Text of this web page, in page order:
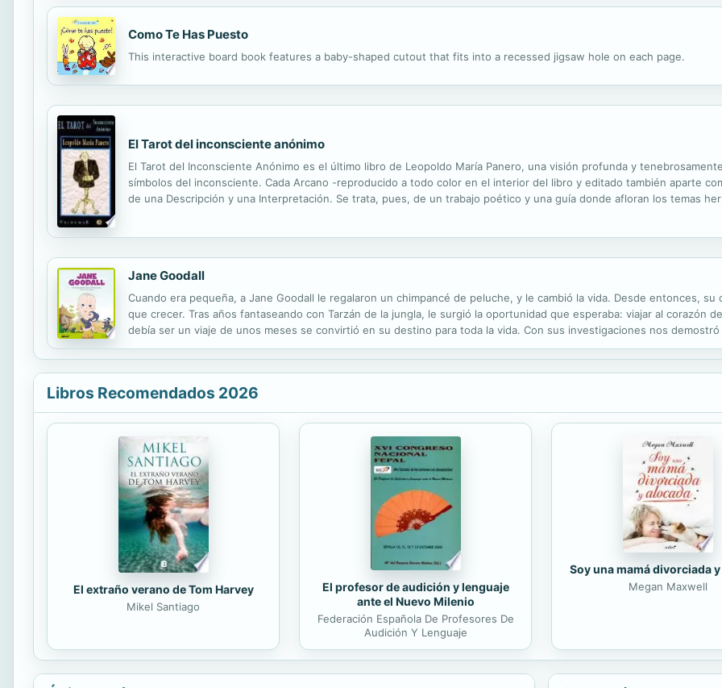
Como Te Has Puesto
This interactive board book features a baby-shaped cutout that fits into a recessed jigsaw hole on each page.
El Tarot del inconsciente anónimo
El Tarot del Inconsciente Anónimo es el último libro de Leopoldo María Panero, una visión profunda y
símbolos del inconsciente. Cada Arcano -reproducido a todo color en el interior del libro y editado también aparte
de una Descripción y una Interpretación. Se trata, pues, de un trabajo poético y una guía donde afloran los temas
Jane Goodall
Cuando era pequeña, a Jane Goodall le regalaron un chimpancé de peluche, y le cambió la vida. Desde entonces,
que crecer. Tras años fantaseando con Tarzán de la jungla, le surgió la oportunidad que esperaba: viajar al corazón
debía ser un viaje de unos meses se convirtió en su destino para toda la vida. Con sus investigaciones nos
mucho más de lo que creíamos. Pero sobre todo nos enseñó a conocerlos, amarlos y protegerlos.
Libros Recomendados 2026
El extraño verano de Tom Harvey
Mikel Santiago
El profesor de audición y lenguaje
ante el Nuevo Milenio
Federación Española De Profesores De
Audición Y Lenguaje
Soy una mamá divorciada
Megan Maxwell